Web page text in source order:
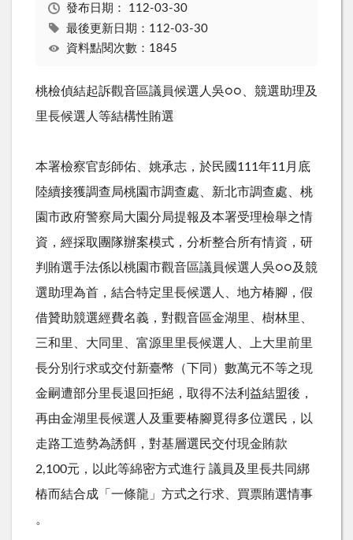
發布日期： 112-03-30
最後更新日期：112-03-30
資料點閱次數：1845
桃檢偵結起訴觀音區議員候選人吳○○、競選助理及
里長候選人等結構性賄選
本署檢察官彭師佑、姚承志，於民國111年11月底
陸續接獲調查局桃園市調查處、新北市調查處、桃
園市政府警察局大園分局提報及本署受理檢舉之情
資，經採取團隊辦案模式，分析整合所有情資，研
判賄選手法係以桃園市觀音區議員候選人吳○○及競
選助理為首，結合特定里長候選人、地方椿腳，假
借贊助競選經費名義，對觀音區金湖里、樹林里、
三和里、大同里、富源里里長候選人、上大里前里
長分別行求或交付新臺幣（下同）數萬元不等之現
金嗣遭部分里長退回拒絕，取得不法利益結盟後，
再由金湖里長候選人及重要椿腳覓得多位選民，以
走路工造勢為誘餌，對基層選民交付現金賄款
2,100元，以此等綿密方式進行 議員及里長共同綁
樁而結合成「一條龍」方式之行求、買票賄選情事
。